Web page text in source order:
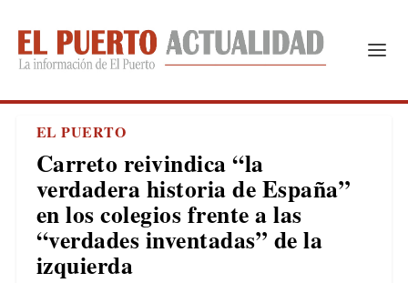
EL PUERTO
Carreto reivindica “la
verdadera historia de España”
en los colegios frente a las
“verdades inventadas” de la
izquierda